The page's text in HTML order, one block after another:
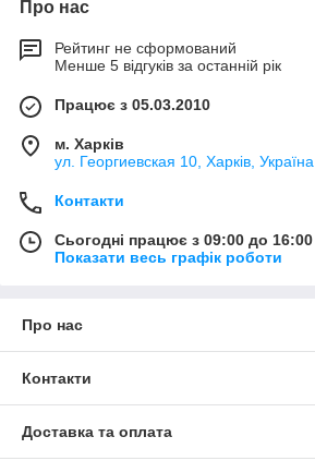
Про нас
Рейтинг не сформований
Менше 5 відгуків за останній рік
Працює з 05.03.2010
м. Харків
ул. Георгиевская 10, Харків, Україна
Контакти
Сьогодні працює з 09:00 до 16:00
Показати весь графік роботи
Про нас
Контакти
Доставка та оплата